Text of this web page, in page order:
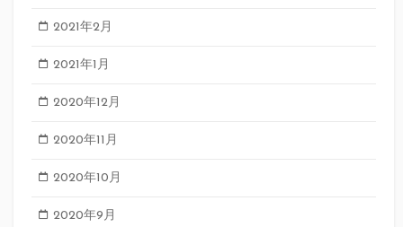
2021年2月
2021年1月
2020年12月
2020年11月
2020年10月
2020年9月